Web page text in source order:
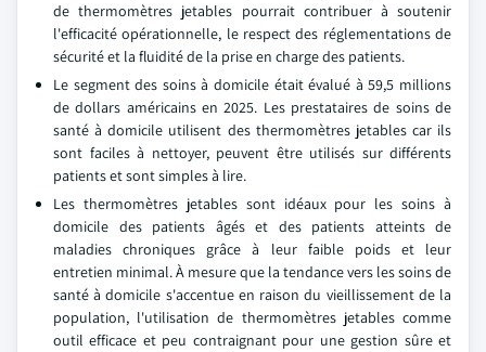
de thermomètres jetables pourrait contribuer à soutenir
l'efficacité opérationnelle, le respect des réglementations de
sécurité et la fluidité de la prise en charge des patients.
Le segment des soins à domicile était évalué à 59,5 millions
de dollars américains en 2025. Les prestataires de soins de
santé à domicile utilisent des thermomètres jetables car ils
sont faciles à nettoyer, peuvent être utilisés sur différents
patients et sont simples à lire.
Les thermomètres jetables sont idéaux pour les soins à
domicile des patients âgés et des patients atteints de
maladies chroniques grâce à leur faible poids et leur
entretien minimal. À mesure que la tendance vers les soins de
santé à domicile s'accentue en raison du vieillissement de la
population, l'utilisation de thermomètres jetables comme
outil efficace et peu contraignant pour une gestion sûre et